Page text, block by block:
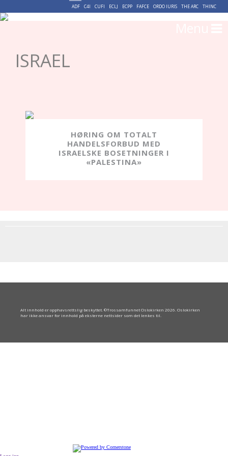
ADF C4I CUFI ECLJ ECPP FAFCE ORDO IURIS THE ARC THINC
ISRAEL
HØRING OM TOTALT
HANDELSFORBUD MED
ISRAELSKE BOSETNINGER I
«PALESTINA»
Alt innhold er opphavsrettslig beskyttet. ©Trossamfunnet Oslokirken 2026. Oslokirken
har ikke ansvar for innhold på eksterne nettsider som det lenkes til.